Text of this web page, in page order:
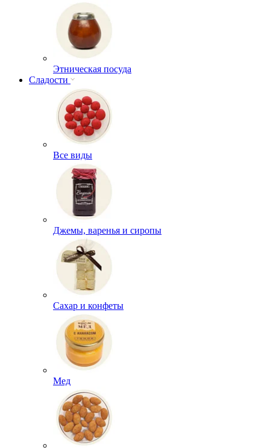
Этническая посуда
Сладости
Все виды
Джемы, варенья и сиропы
Сахар и конфеты
Мед